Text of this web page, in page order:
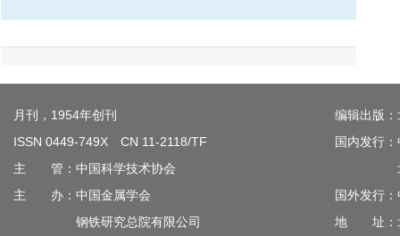
月刊，1954年创刊
ISSN 0449-749X CN 11-2118/TF
主 管：中国科学技术协会
主 办：中国金属学会
钢铁研究总院有限公司
编辑出版
国内发行
北京钢
国外发行
地 址：北